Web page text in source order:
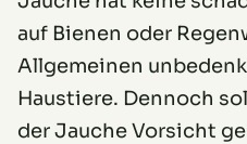
auf Bienen oder
Allgemeinen
Haustiere. Dennoch
der Jauche Vorsicht